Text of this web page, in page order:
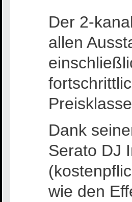
Der 2-
allen
Dank
Serato DJ
wie den